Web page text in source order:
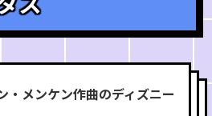
・メンケン作曲のディズニー